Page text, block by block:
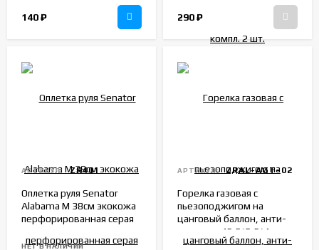
140₽ 290₽
АРТИКУЛ: ZR401
Оплетка руля Senator
Alabama M 38см экокожа
перфорированная серая
НЕТ В НАЛИЧИИ
АРТИКУЛ: ZRAL-AGT-02
Горелка газовая с
пьезоподжигом на
цанговый баллон, анти-
вспышка, 15,5*5,5*4см